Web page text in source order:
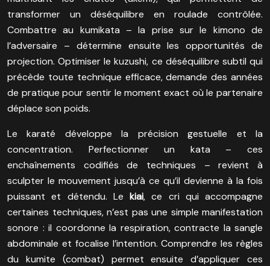
transformer un déséquilibre en roulade contrôlée.
Combattre au kumikata – la prise sur le kimono de
l’adversaire – détermine ensuite les opportunités de
projection. Optimiser le kuzushi, ce déséquilibre subtil qui
précède toute technique efficace, demande des années
de pratique pour sentir le moment exact où le partenaire
déplace son poids.
Le karaté développe la précision gestuelle et la
concentration. Perfectionner un kata – ces
enchaînements codifiés de techniques – revient à
sculpter le mouvement jusqu’à ce qu’il devienne à la fois
puissant et détendu. Le kiai, ce cri qui accompagne
certaines techniques, n’est pas une simple manifestation
sonore : il coordonne la respiration, contracte la sangle
abdominale et focalise l’intention. Comprendre les règles
du kumite (combat) permet ensuite d’appliquer ces